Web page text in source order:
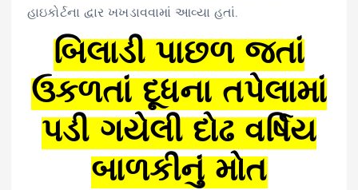
હાઇકોર્ટના દ્વાર ખખડાવવામાં આવ્યા હતાં.
બિલાડી પાછળ જતાં
ઉકળતાં દૂધના તપેલામાં
પડી ગયેલી દોઢ વર્ષિય
બાળકીનું મોત